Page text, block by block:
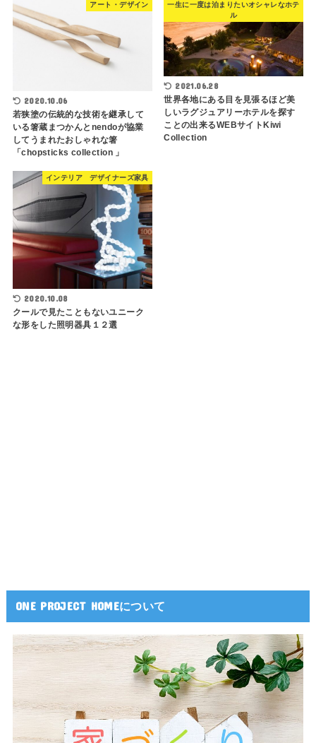
アート・デザイン
2020.10.06
若狭塗の伝統的な技術を継承して
いる箸蔵まつかんとnendoが協業
してうまれたおしゃれな箸
「chopsticks collection 」
一生に一度は泊まりたいオシャレなホテ
ル
2021.06.28
世界各地にある目を見張るほど美
しいラグジュアリーホテルを探す
ことの出来るWEBサイトKiwi
Collection
インテリア デザイナーズ家具
2020.10.08
クールで見たこともないユニーク
な形をした照明器具１２選
ONE PROJECT HOMEについて